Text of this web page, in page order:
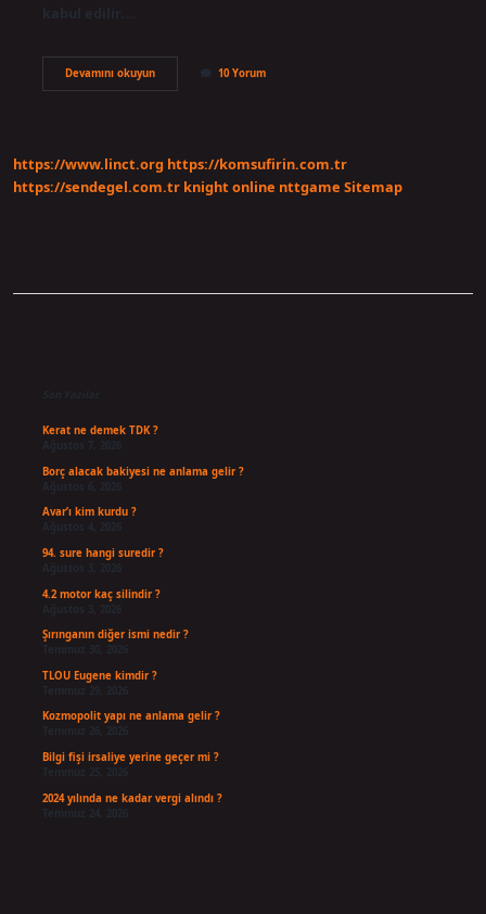
Devamını okuyunOrta
Malı
10 Yorum
https://www.linct.org https://komsufirin.com.tr
https://sendegel.com.tr knight online nttgame Sitemap
Son Yazılar
Kerat ne demek TDK ?
Ağustos 7, 2026
Borç alacak bakiyesi ne anlama gelir ?
Ağustos 6, 2026
Avar’ı kim kurdu ?
Ağustos 4, 2026
94. sure hangi suredir ?
Ağustos 3, 2026
4.2 motor kaç silindir ?
Ağustos 3, 2026
Şırınganın diğer ismi nedir ?
TLOU Eugene kimdir ?
Temmuz 29, 2026
Kozmopolit yapı ne anlama gelir ?
Bilgi fişi irsaliye yerine geçer mi ?
Temmuz 25, 2026
2024 yılında ne kadar vergi alındı ?